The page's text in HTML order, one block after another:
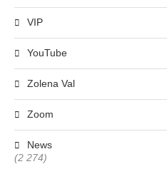
VIP
YouTube
Zolena Val
Zoom
News
(2 274)